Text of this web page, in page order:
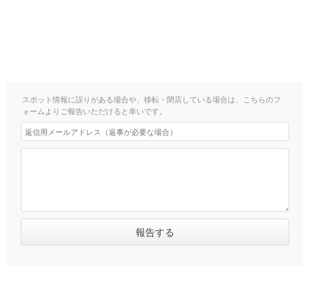
スポット情報に誤りがある場合や、移転・閉店している場合は、こちらのフ
ォームよりご報告いただけると幸いです。